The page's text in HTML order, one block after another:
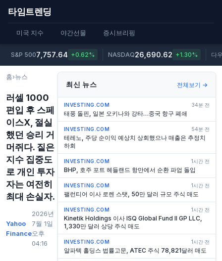
타임트렌딩
미국 지수 야간선물 증시브리핑
S&P 5007,757.64 +0.62% NASDAQ26,690.62 +1.30% 다
홈›뉴스
러셀 1000
편입 후 스페
이스X, 절실
했던 승리 거
머쥐다. 짙은
지수 집중도
로 개인 투자
자는 여전히
최대 손실자.
Yahoo
Finance
2026년
7월 1일
오후
04:16
최신 뉴스 전체보기 →
INVESTING.COM 34분 전
태풍 돌핀, 일본 오키나와 강타…중국 항구 폐쇄
INVESTING.COM 54분 전
테레노, 주당 순이익 예상치 상회했으나 매출은 추정치
하회
INVESTING.COM 1시간 전
BHP, 호주 포트 헤들랜드 항만에서 순환 파업 돌입
INVESTING.COM 1시간 전
팰런티어 이사 로렌 스탯, 50만 달러 규모 주식 매도
INVESTING.COM 1시간 전
Kinetik Holdings 이사 ISQ Global Fund II GP LLC,
1,330만 달러 상당 주식 매도
INVESTING.COM 1시간 전
알파텍 홀딩스 법률고문, ATEC 주식 78,821달러 매도